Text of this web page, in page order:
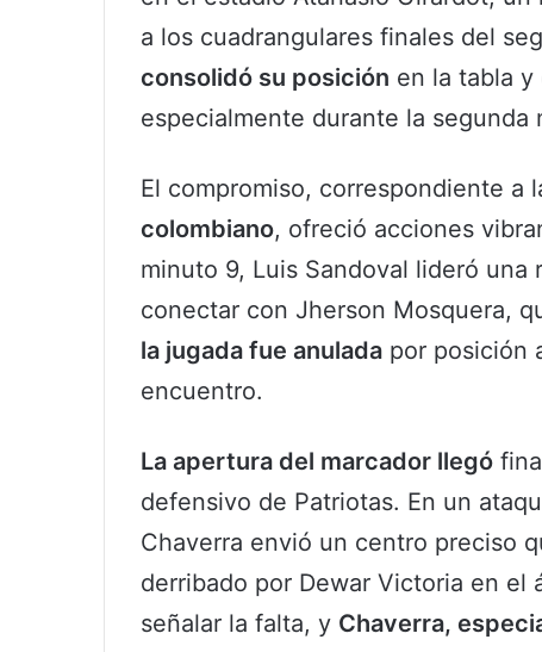
a los cuadrangulares finales del
consolidó su posición en la tabla
especialmente durante la segunda
El compromiso, correspondiente a
colombiano, ofreció acciones
minuto 9, Luis Sandoval lideró
conectar con Jherson Mosquera,
la jugada fue anulada por posición
encuentro.
La apertura del marcador llegó
defensivo de Patriotas. En un
Chaverra envió un centro preciso
derribado por Dewar Victoria en el
señalar la falta, y Chaverra,